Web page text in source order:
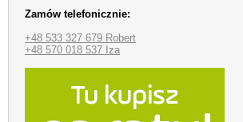
Zamów telefonicznie:
+48 533 327 679 Robert
+48 570 018 537 Iza